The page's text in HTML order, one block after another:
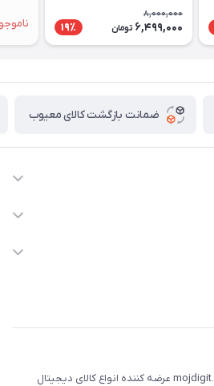
فیلم‌برداری ۴K
8,000,000
6,499,000 تومان 19٪
ضمانت بازگشت کالای معیوب
فروشگاه اینترنتی موج دیجیت mojdigit.ir عرضه کننده انواع کالای دیجیتال